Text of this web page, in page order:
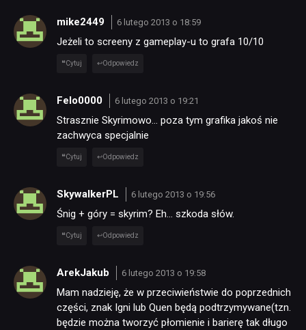
mike2449 6 lutego 2013 o 18:59
Jeżeli to screeny z gameplay-u to grafa 10/10
Cytuj Odpowiedz
Felo0000 6 lutego 2013 o 19:21
Strasznie Skyrimowo… poza tym grafika jakoś nie
zachwyca specjalnie
Cytuj Odpowiedz
SkywalkerPL 6 lutego 2013 o 19:56
Śnig + góry = skyrim? Eh… szkoda słów.
Cytuj Odpowiedz
ArekJakub 6 lutego 2013 o 19:58
Mam nadzieję, że w przeciwieństwie do poprzednich
części, znak Igni lub Quen będą podtrzymywane(tzn.
będzie można tworzyć płomienie i barierę tak długo